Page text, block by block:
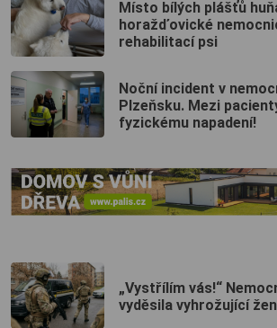
Místo bílých plášťů
horažďovické
rehabilitací psi
Noční incident v
Plzeňsku. Mezi
fyzickému napadení!
„Vystřílím vás!“
vyděsila vyhrožující